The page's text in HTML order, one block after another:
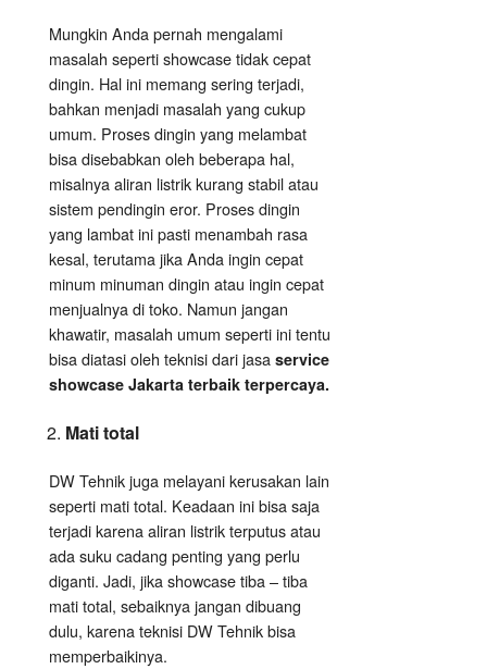
Mungkin Anda pernah mengalami
masalah seperti showcase tidak cepat
dingin. Hal ini memang sering terjadi,
bahkan menjadi masalah yang cukup
umum. Proses dingin yang melambat
bisa disebabkan oleh beberapa hal,
misalnya aliran listrik kurang stabil atau
sistem pendingin eror. Proses dingin
yang lambat ini pasti menambah rasa
kesal, terutama jika Anda ingin cepat
minum minuman dingin atau ingin cepat
menjualnya di toko. Namun jangan
khawatir, masalah umum seperti ini tentu
bisa diatasi oleh teknisi dari jasa service
showcase Jakarta terbaik terpercaya.
Mati total
DW Tehnik juga melayani kerusakan lain
seperti mati total. Keadaan ini bisa saja
terjadi karena aliran listrik terputus atau
ada suku cadang penting yang perlu
diganti. Jadi, jika showcase tiba – tiba
mati total, sebaiknya jangan dibuang
dulu, karena teknisi DW Tehnik bisa
memperbaikinya.